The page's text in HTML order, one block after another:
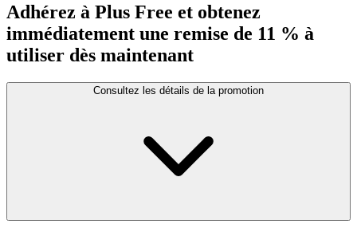
Adhérez à Plus Free et obtenez
immédiatement une remise de 11 % à
utiliser dès maintenant
Consultez les détails de la promotion